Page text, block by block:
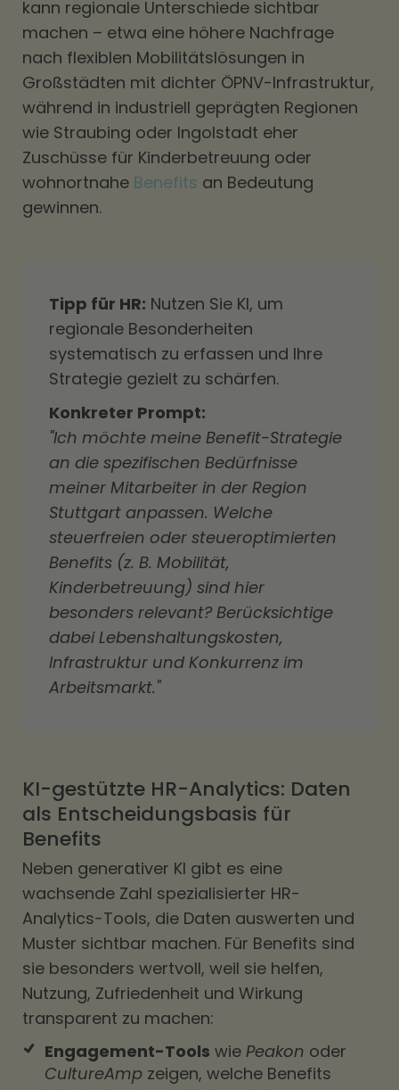
kann regionale Unterschiede sichtbar
machen – etwa eine höhere Nachfrage
nach flexiblen Mobilitätslösungen in
Großstädten mit dichter ÖPNV-Infrastruktur,
während in industriell geprägten Regionen
wie Straubing oder Ingolstadt eher
Zuschüsse für Kinderbetreuung oder
wohnortnahe Benefits an Bedeutung
gewinnen.
Tipp für HR: Nutzen Sie KI, um
regionale Besonderheiten
systematisch zu erfassen und Ihre
Strategie gezielt zu schärfen.
Konkreter Prompt:
"Ich möchte meine Benefit-Strategie
an die spezifischen Bedürfnisse
meiner Mitarbeiter in der Region
Stuttgart anpassen. Welche
steuerfreien oder steueroptimierten
Benefits (z. B. Mobilität,
Kinderbetreuung) sind hier
besonders relevant? Berücksichtige
dabei Lebenshaltungskosten,
Infrastruktur und Konkurrenz im
Arbeitsmarkt."
KI-gestützte HR-Analytics: Daten
als Entscheidungsbasis für
Benefits
Neben generativer KI gibt es eine
wachsende Zahl spezialisierter HR-
Analytics-Tools, die Daten auswerten und
Muster sichtbar machen. Für Benefits sind
sie besonders wertvoll, weil sie helfen,
Nutzung, Zufriedenheit und Wirkung
transparent zu machen:
Engagement-Tools wie Peakon oder
CultureAmp zeigen, welche Benefits